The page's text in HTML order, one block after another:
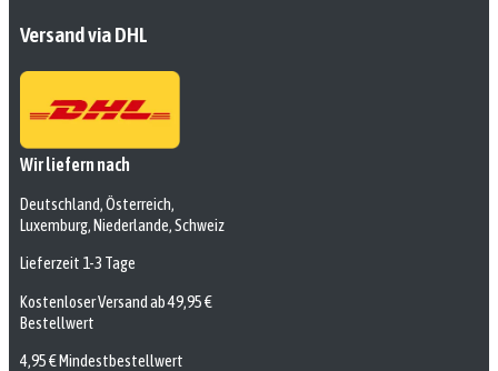
Versand via DHL
Wir liefern nach
Deutschland, Österreich,
Luxemburg, Niederlande, Schweiz
Lieferzeit 1-3 Tage
Kostenloser Versand ab 49,95 €
Bestellwert
4,95 € Mindestbestellwert